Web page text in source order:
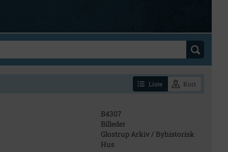
Liste Kort
B4307
Billeder
Glostrup Arkiv / Byhistorisk
Hus